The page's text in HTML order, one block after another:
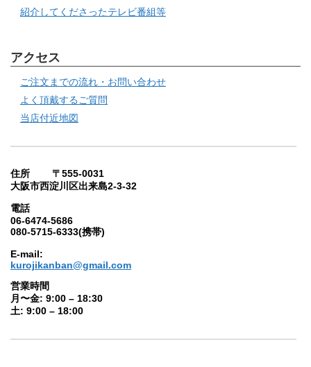
紹介してくださったテレビ番組等
アクセス
ご注文までの流れ・お問い合わせ
よく頂戴するご質問
当店付近地図
住所 〒555-0031
大阪市西淀川区出来島2-3-32
電話
06-6474-5686
080-5715-6333(携帯)
E-mail:
kurojikanban@gmail.com
営業時間
月〜金: 9:00 – 18:30
土: 9:00 – 18:00